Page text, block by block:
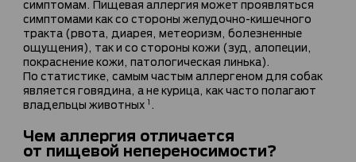
симптомам. Пищевая аллергия может проявляться
симптомами как со стороны желудочно-кишечного
тракта (рвота, диарея, метеоризм, болезненные
ощущения), так и со стороны кожи (зуд, алопеции,
покраснение кожи, патологическая линька).
По статистике, самым частым аллергеном для собак
является говядина, а не курица, как часто полагают
владельцы животных 1
Чем аллергия отличается
от пищевой непереносимости?